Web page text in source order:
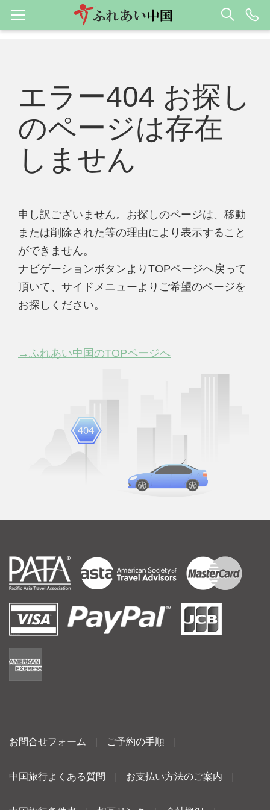
エラー404 お探し
のページは存在
しません
申し訳ございません。お探しのページは、移動
または削除された等の理由により表示すること
ができません。
ナビゲーションボタンよりTOPページへ戻って
頂いて、サイドメニューよりご希望のページを
お探しください。
→ふれあい中国のTOPページへ
お問合せフォーム ご予約の手順
中国旅行よくある質問 お支払い方法のご案内